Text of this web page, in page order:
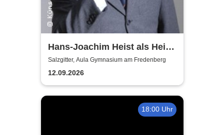
Hans-Joachim Heist als Heinz
Erhard - Noch'n Gedicht
Salzgitter, Aula Gymnasium am Fredenberg
12.09.2026
18:00 Uhr